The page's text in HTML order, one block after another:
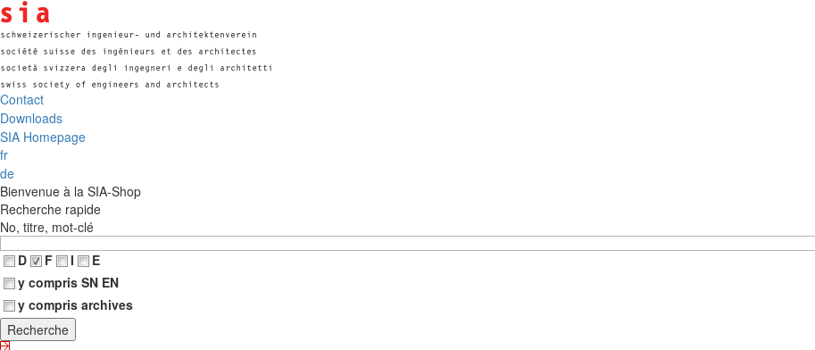
Contact
Downloads
SIA Homepage
fr
de
Bienvenue à la SIA-Shop
Recherche rapide
No, titre, mot-clé
D
F I
E
y compris SN EN
y compris archives